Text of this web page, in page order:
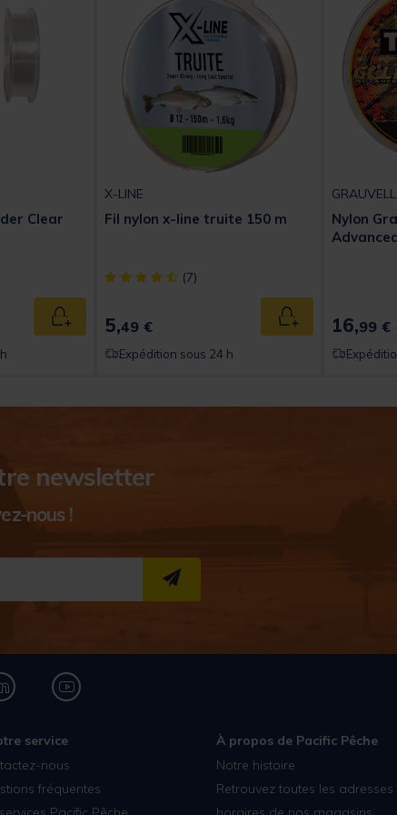
Clear
5 Customer Rating
Ajouter au panier
X-LINE
Fil nylon x-line truite 150 m
[object Object] out of 5 Customer Rating
(7)
5,49 € Ajouter au panier
Expédition sous 24 h
GRAUVELL
Nylon
16,99 €
newsletter
nous !
S''INSCRIRE
service
nous
fréquentes
À propos de Pacific Pêche
Notre histoire
Retrouvez toutes les adresses